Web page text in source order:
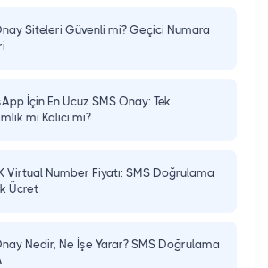
Siteleri Güvenli mi? Geçici Numara
İçin En Ucuz SMS Onay: Tek
mı Kalıcı mı?
Virtual Number Fiyatı: SMS Doğrulama
Ücret
Nedir, Ne İşe Yarar? SMS Doğrulama